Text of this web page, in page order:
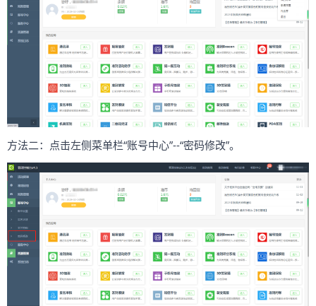
方法二：点击左侧菜单栏“账号中心”--“密码修改”。